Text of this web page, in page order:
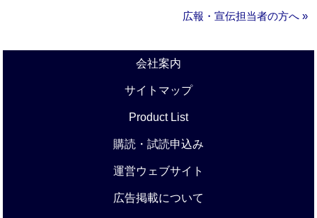
広報・宣伝担当者の方へ »
会社案内
サイトマップ
Product List
購読・試読申込み
運営ウェブサイト
広告掲載について